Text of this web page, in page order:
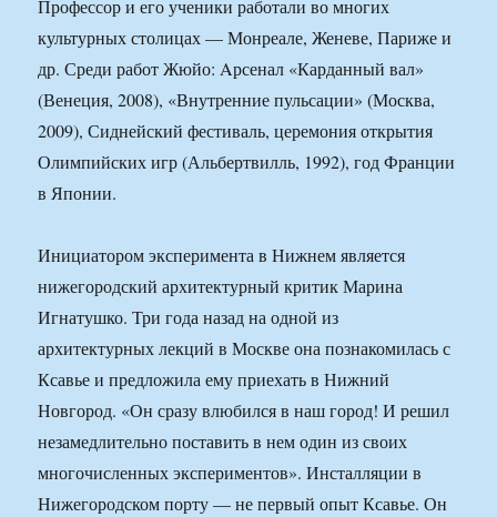
Профессор и его ученики работали во многих
культурных столицах — Монреале, Женеве, Париже и
др. Среди работ Жюйо: Aрсенал «Карданный вал»
(Венеция, 2008), «Внутренние пульсации» (Москва,
2009), Сиднейский фестиваль, церемония открытия
Олимпийских игр (Альбертвилль, 1992), год Франции
в Японии.
Инициатором эксперимента в Нижнем является
нижегородский архитектурный критик Марина
Игнатушко. Три года назад на одной из
архитектурных лекций в Москве она познакомилась с
Ксавье и предложила ему приехать в Нижний
Новгород. «Он сразу влюбился в наш город! И решил
незамедлительно поставить в нем один из своих
многочисленных экспериментов». Инсталляции в
Нижегородском порту — не первый опыт Ксавье. Он